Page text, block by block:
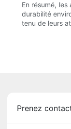
En résumé,
durabilité
tenu de leurs
Prenez